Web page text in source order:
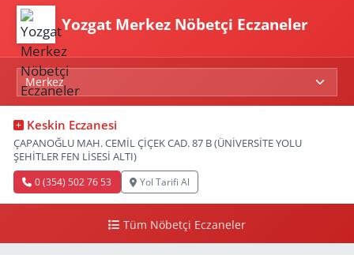
Yozgat Merkez Nöbetçi Eczaneler
Keskin Eczanesi
ÇAPANOĞLU MAH. CEMİL ÇİÇEK CAD. 87 B (ÜNİVERSİTE YOLU
ŞEHİTLER FEN LİSESİ ALTI)
0 (354) 502 76 53 Yol Tarifi Al
Tüm Nöbetçi Eczaneler